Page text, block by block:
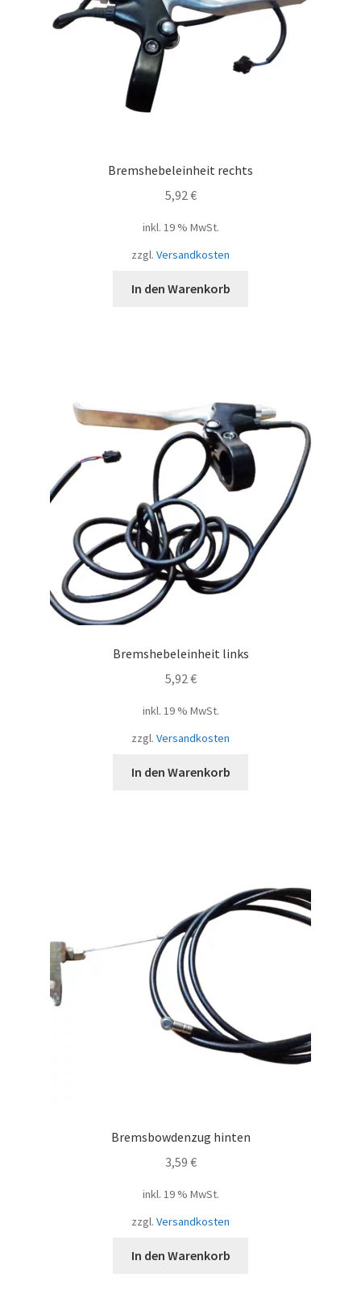
Bremshebeleinheit rechts
5,92 €
inkl. 19 % MwSt.
zzgl. Versandkosten
In den Warenkorb
Bremshebeleinheit links
5,92 €
inkl. 19 % MwSt.
zzgl. Versandkosten
In den Warenkorb
Bremsbowdenzug hinten
3,59 €
inkl. 19 % MwSt.
zzgl. Versandkosten
In den Warenkorb